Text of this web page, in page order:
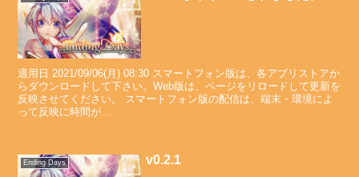
適用日 2021/09/06(月) 08:30 スマートフォン版は、各アプリストアか
らダウンロードして下さい。Web版は、ページをリロードして更新を
反映させてください。 スマートフォン版の配信は、端末・環境によ
って反映に時間が...
Ending Days v0.2.1